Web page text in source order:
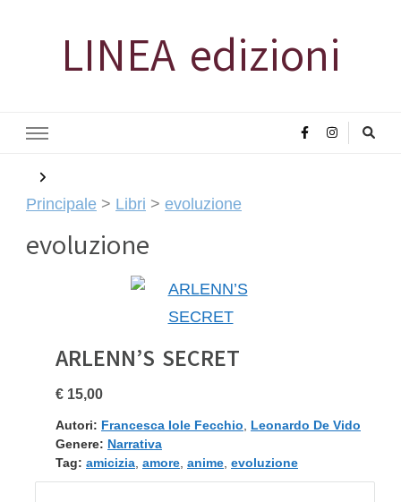
LINEA edizioni
Principale > Libri > evoluzione
evoluzione
ARLENN’S SECRET
€ 15,00
Autori: Francesca Iole Fecchio
Leonardo De Vido
Genere: Narrativa
Tag: amicizia amore anime evoluzione